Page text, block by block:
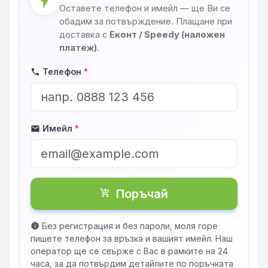
Оставете телефон и имейл — ще Ви се
обадим за потвърждение. Плащане при
доставка с Еконт / Speedy (наложен
платеж).
phone Телефон *
mail Имейл *
shopping_cart_checkout Поръчай
info Без регистрация и без пароли, моля горе
пишете телефон за връзка и вашият имейл. Наш
оператор ще се свърже с Вас в рамките на 24
часа, за да потвърдим детайлите по поръчката